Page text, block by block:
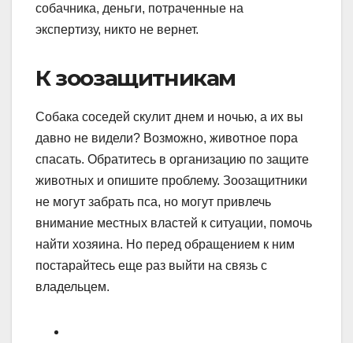
собачника, деньги, потраченные на
экспертизу, никто не вернет.
К зоозащитникам
Собака соседей скулит днем и ночью, а их вы
давно не видели? Возможно, животное пора
спасать. Обратитесь в организацию по защите
животных и опишите проблему. Зоозащитники
не могут забрать пса, но могут привлечь
внимание местных властей к ситуации, помочь
найти хозяина. Но перед обращением к ним
постарайтесь еще раз выйти на связь с
владельцем.